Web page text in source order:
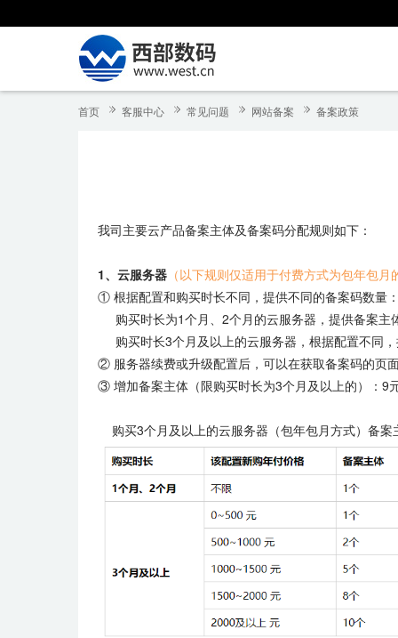
首页 客服中心 常见问题 网站备案 备案政策
我司主要云产品备案主体及备案码分配规则如下：
1、云服务器 （以下规则仅适用于付费方式为包年包
① 根据配置和购买时长不同，提供不同的备案码数量
购买时长为1个月、2个月的云服务器，提供备案主
购买时长3个月及以上的云服务器，根据配置不同
② 服务器续费或升级配置后，可以在获取备案码的页
③ 增加备案主体（限购买时长为3个月及以上的）：9
购买3个月及以上的云服务器（包年包月方式）备